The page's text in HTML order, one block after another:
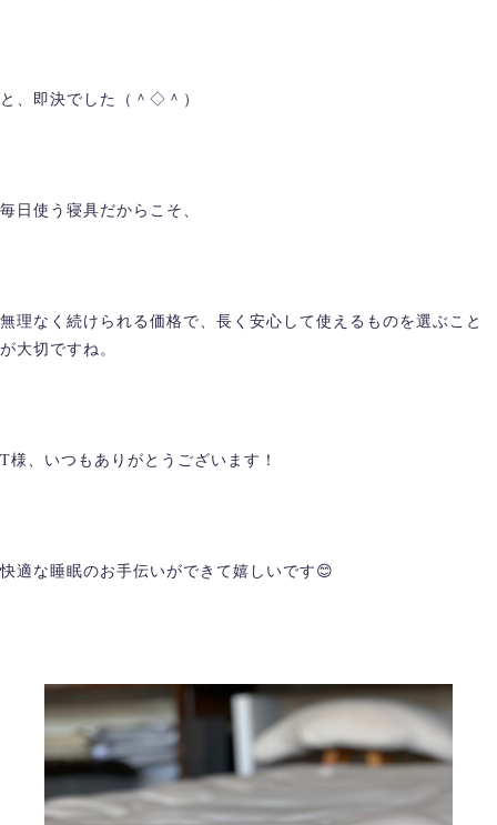
と、即決でした（＾◇＾）
毎日使う寝具だからこそ、
無理なく続けられる価格で、長く安心して使えるものを選ぶこと
が大切ですね。
T様、いつもありがとうございます！
快適な睡眠のお手伝いができて嬉しいです😊